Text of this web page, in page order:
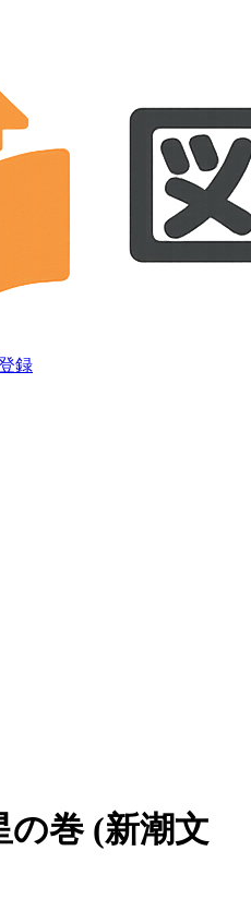
録
の巻 (新潮文